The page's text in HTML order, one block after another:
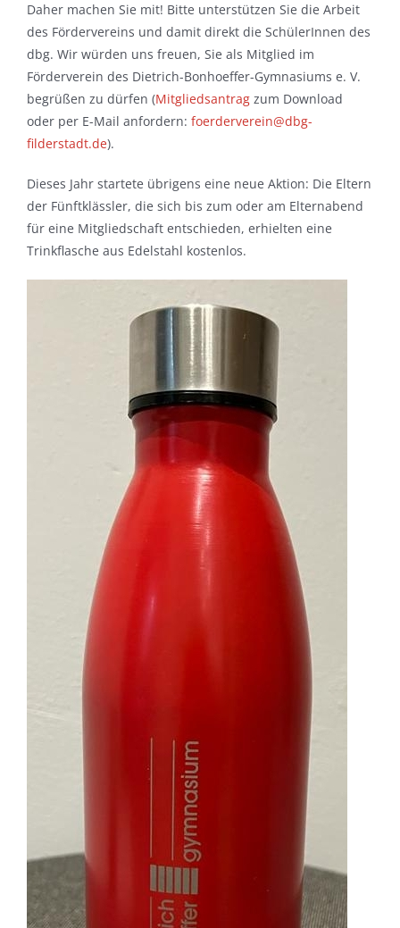
Daher machen Sie mit! Bitte unterstützen Sie die Arbeit
des Fördervereins und damit direkt die SchülerInnen des
dbg. Wir würden uns freuen, Sie als Mitglied im
Förderverein des Dietrich-Bonhoeffer-Gymnasiums e. V.
begrüßen zu dürfen (Mitgliedsantragzum Download
oder per E-Mail anfordern: foerderverein@dbg-
filderstadt.de).
Dieses Jahr startete übrigens eine neue Aktion: Die Eltern
der Fünftklässler, die sich bis zum oder am Elternabend
für eine Mitgliedschaft entschieden, erhielten eine
Trinkflasche aus Edelstahl kostenlos.